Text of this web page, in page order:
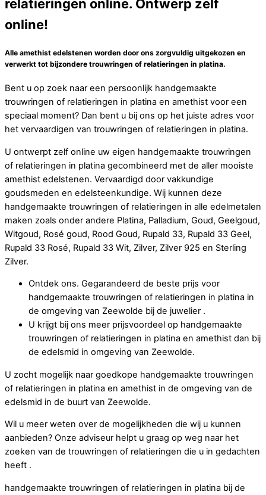
relatieringen online. Ontwerp zelf
online!
Alle amethist edelstenen worden door ons zorgvuldig uitgekozen en
verwerkt tot bijzondere trouwringen of relatieringen in platina.
Bent u op zoek naar een persoonlijk handgemaakte
trouwringen of relatieringen in platina en amethist voor een
speciaal moment? Dan bent u bij ons op het juiste adres voor
het vervaardigen van trouwringen of relatieringen in platina.
U ontwerpt zelf online uw eigen handgemaakte trouwringen
of relatieringen in platina gecombineerd met de aller mooiste
amethist edelstenen. Vervaardigd door vakkundige
goudsmeden en edelsteenkundige. Wij kunnen deze
handgemaakte trouwringen of relatieringen in alle edelmetalen
maken zoals onder andere Platina, Palladium, Goud, Geelgoud,
Witgoud, Rosé goud, Rood Goud, Rupald 33, Rupald 33 Geel,
Rupald 33 Rosé, Rupald 33 Wit, Zilver, Zilver 925 en Sterling
Zilver.
Ontdek ons. Gegarandeerd de beste prijs voor
handgemaakte trouwringen of relatieringen in platina in
de omgeving van Zeewolde bij de juwelier .
U krijgt bij ons meer prijsvoordeel op handgemaakte
trouwringen of relatieringen in platina en amethist dan bij
de edelsmid in omgeving van Zeewolde.
U zocht mogelijk naar goedkope handgemaakte trouwringen
of relatieringen in platina en amethist in de omgeving van de
edelsmid in de buurt van Zeewolde.
Wil u meer weten over de mogelijkheden die wij u kunnen
aanbieden? Onze adviseur helpt u graag op weg naar het
zoeken van de trouwringen of relatieringen die u in gedachten
heeft .
handgemaakte trouwringen of relatieringen in platina bij de